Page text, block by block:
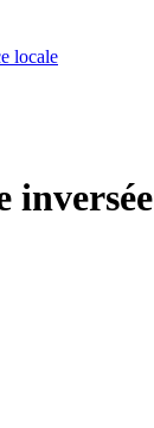
locale